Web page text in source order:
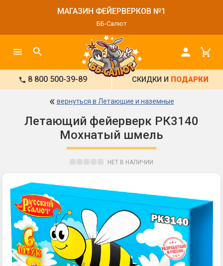
МАГАЗИН ФЕЙЕРВЕРКОВ №1
ББ-Салют
8 800 500-39-89 СКИДКИ И ПОДАРКИ
« вернуться в Летающие и наземные
Летающий фейерверк РК3140
Мохнатый шмель
НЕТ В НАЛИЧИИ